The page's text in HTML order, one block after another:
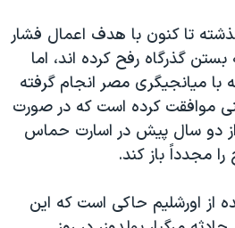
تا کنون با هدف اعمال فشار
گذرگاه رفح کرده اند، اما
ميانجيگری مصر انجام گرفته
موافقت کرده است که در صورت
از دو سال پيش در اسارت حماس
مجدداً باز کند.
از اورشليم حاکی است که اين